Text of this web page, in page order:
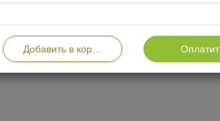
Добавить в корзину